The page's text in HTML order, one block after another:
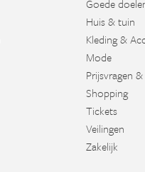
Goede
Huis & tuin
Kleding &
Mode
Prijsvragen
Shopping
Tickets
Veilingen
Zakelijk